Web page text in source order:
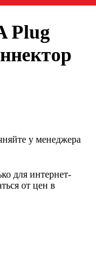
Plug
у менеджера
для интернет-
от цен в